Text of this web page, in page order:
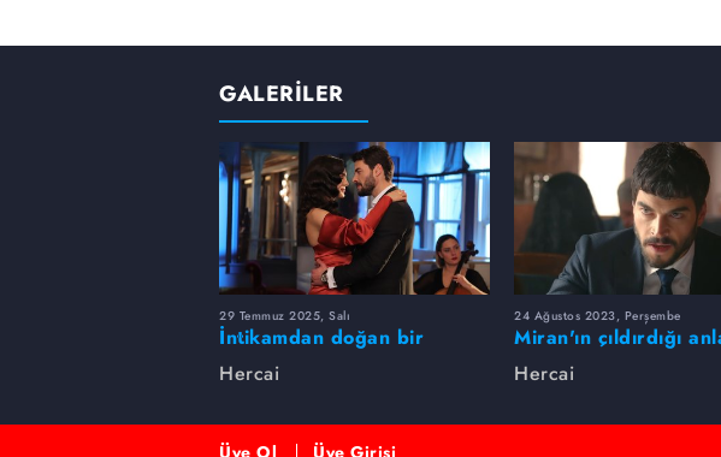
GALERİLER
29 Temmuz 2025, Salı
İntikamdan doğan bir
hikaye... Hercai'de Miran ve
Hercai
24 Ağustos 2023, Perşembe
Miran'ın çıldırdığı
Hercai
Üye Ol Üye Girişi